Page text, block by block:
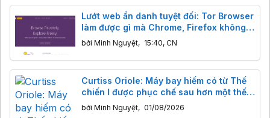
Lướt web ẩn danh tuyệt đối: Tor Browser
làm được gì mà Chrome, Firefox không
thể?
bởi Minh Nguyệt, 15:40, CN
Curtiss Oriole: Máy bay hiếm có từ Thế
chiến I được phục chế sau hơn một thế
kỷ
bởi Minh Nguyệt, 01/08/2026